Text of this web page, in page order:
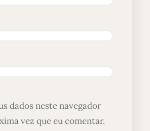
dados neste navegador
vez que eu comentar.